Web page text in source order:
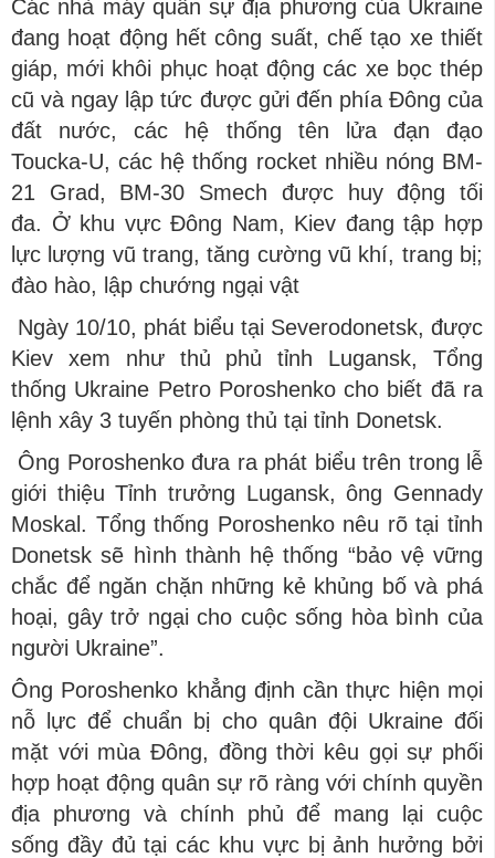
Các nhà máy quân sự địa phương của Ukraine
đang hoạt động hết công suất, chế tạo xe thiết
giáp, mới khôi phục hoạt động các xe bọc thép
cũ và ngay lập tức được gửi đến phía Đông của
đất nước, các hệ thống tên lửa đạn đạo
Toucka-U, các hệ thống rocket nhiều nóng BM-
21 Grad, BM-30 Smech được huy động tối
đa. Ở khu vực Đông Nam, Kiev đang tập hợp
lực lượng vũ trang, tăng cường vũ khí, trang bị;
đào hào, lập chướng ngại vật
Ngày 10/10, phát biểu tại Severodonetsk, được
Kiev xem như thủ phủ tỉnh Lugansk, Tổng
thống Ukraine Petro Poroshenko cho biết đã ra
lệnh xây 3 tuyến phòng thủ tại tỉnh Donetsk.
Ông Poroshenko đưa ra phát biểu trên trong lễ
giới thiệu Tỉnh trưởng Lugansk, ông Gennady
Moskal. Tổng thống Poroshenko nêu rõ tại tỉnh
Donetsk sẽ hình thành hệ thống “bảo vệ vững
chắc để ngăn chặn những kẻ khủng bố và phá
hoại, gây trở ngại cho cuộc sống hòa bình của
người Ukraine”.
Ông Poroshenko khẳng định cần thực hiện mọi
nỗ lực để chuẩn bị cho quân đội Ukraine đối
mặt với mùa Đông, đồng thời kêu gọi sự phối
hợp hoạt động quân sự rõ ràng với chính quyền
địa phương và chính phủ để mang lại cuộc
sống đầy đủ tại các khu vực bị ảnh hưởng bởi